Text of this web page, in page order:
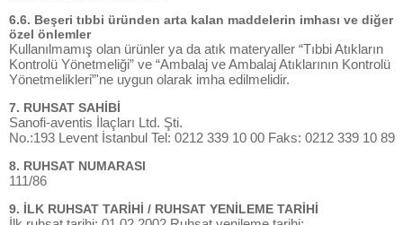
6.6. Beşeri tıbbi üründen arta kalan maddelerin imhası ve diğer
özel önlemler
Kullanılmamış olan ürünler ya da atık materyaller “Tıbbi Atıkların
Kontrolü Yönetmeliği” ve “Ambalaj ve Ambalaj Atıklarının Kontrolü
Yönetmelikleri”'ne uygun olarak imha edilmelidir.
7. RUHSAT SAHİBİ
Sanofi-aventis İlaçları Ltd. Şti.
No.:193 Levent İstanbul Tel: 0212 339 10 00 Faks: 0212 339 10 89
8. RUHSAT NUMARASI
111/86
9. İLK RUHSAT TARİHİ / RUHSAT YENİLEME TARİHİ